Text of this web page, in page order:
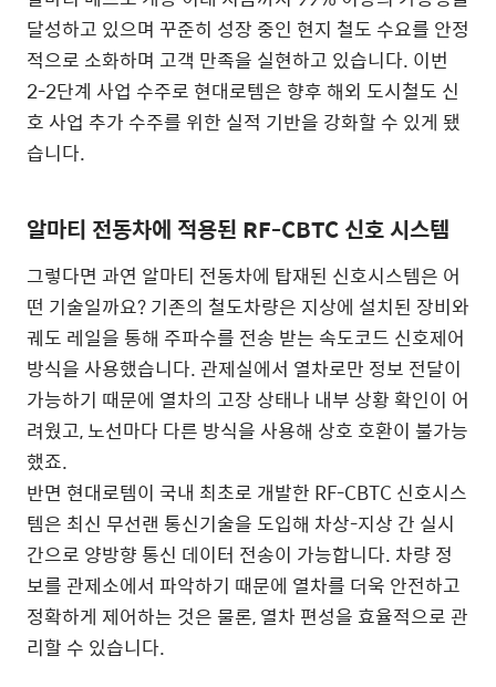
달성하고 있으며 꾸준히 성장 중인 현지 철도 수요를 안정
적으로 소화하며 고객 만족을 실현하고 있습니다. 이번
2-2단계 사업 수주로 현대로템은 향후 해외 도시철도 신
호 사업 추가 수주를 위한 실적 기반을 강화할 수 있게 됐
습니다.
알마티 전동차에 적용된 RF-CBTC 신호 시스템
그렇다면 과연 알마티 전동차에 탑재된 신호시스템은 어
떤 기술일까요? 기존의 철도차량은 지상에 설치된 장비와
궤도 레일을 통해 주파수를 전송 받는 속도코드 신호제어
방식을 사용했습니다. 관제실에서 열차로만 정보 전달이
가능하기 때문에 열차의 고장 상태나 내부 상황 확인이 어
려웠고, 노선마다 다른 방식을 사용해 상호 호환이 불가능
했죠.
반면 현대로템이 국내 최초로 개발한 RF-CBTC 신호시스
템은 최신 무선랜 통신기술을 도입해 차상-지상 간 실시
간으로 양방향 통신 데이터 전송이 가능합니다. 차량 정
보를 관제소에서 파악하기 때문에 열차를 더욱 안전하고
정확하게 제어하는 것은 물론, 열차 편성을 효율적으로 관
리할 수 있습니다.